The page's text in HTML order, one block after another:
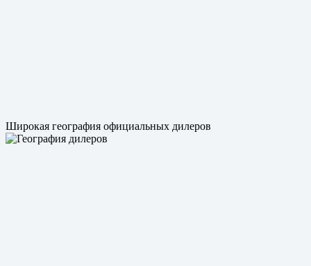
Широкая география официальных дилеров